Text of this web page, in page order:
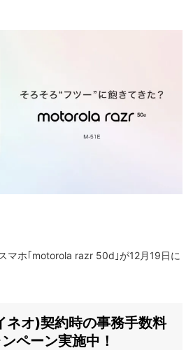
マホ｢motorola razr 50d｣が12月19日に
ネオ)契約時の事務手数料
ペーン実施中！